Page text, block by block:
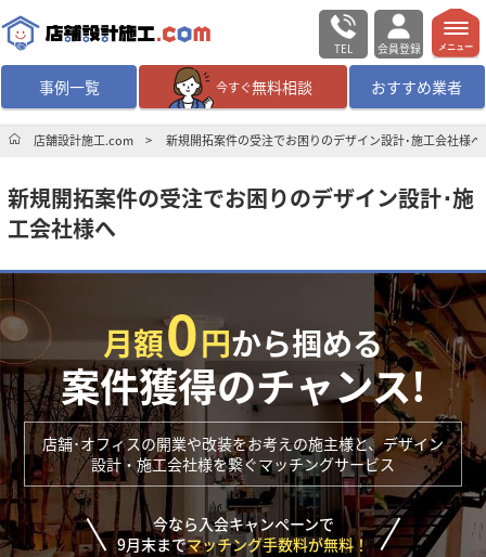
TEL 会員登録
事例一覧 今すぐ無料相談 おすすめ業者
無料相談 ログイン／会員登録
デザイン設計・施工業者を探す
マッチング案件一覧
店舗設計施工.comとは
内装の費用相場シミュレーター
掲載希望のデザイン 設計・施工会社様へ
メニュー
店舗設計施工.com 新規開拓案件の受注でお困りのデザイン設計･施工会社様へ
新規開拓案件の受注でお困りのデザイン設計･施
工会社様へ
月額0円から掴める
案件獲得のチャンス!
店舗･オフィスの開業や改装をお考えの施主様と、デザイン
設計・施工会社様を繋ぐマッチングサービス
今なら入会キャンペーンで
9月末までマッチング手数料が無料！